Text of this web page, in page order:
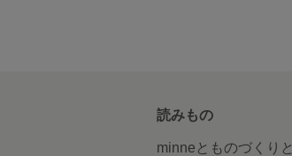
読みもの
minneとものづくりと